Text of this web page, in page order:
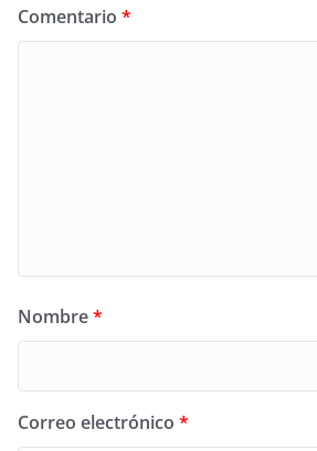
Comentario *
Nombre*
Correo electrónico *